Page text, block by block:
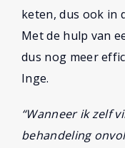
keten, dus ook in
Met de hulp van
dus nog meer
Inge.
“Wanneer ik zelf
behandeling